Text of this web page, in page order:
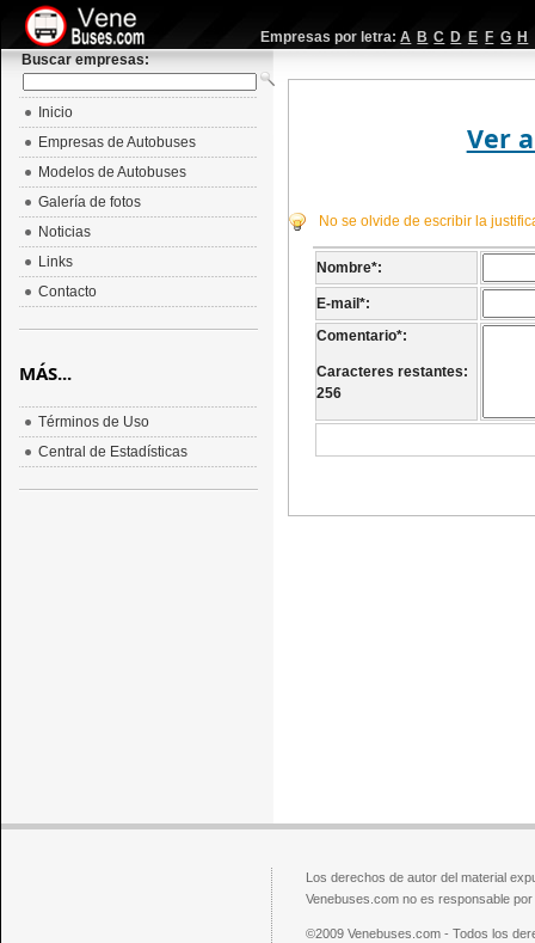
Empresas por letra: A B C D E F G H
Buscar empresas:
Ver
No se olvide de escribir la
Nombre*:
E-mail*:
Comentario*:
Caracteres restantes:
256
Inicio
Empresas de Autobuses
Modelos de Autobuses
Galería de fotos
Noticias
Links
Contacto
MÁS...
Términos de Uso
Central de Estadísticas
Los derechos de autor del material
Venebuses.com no es responsable
©2009 Venebuses.com - Todos los